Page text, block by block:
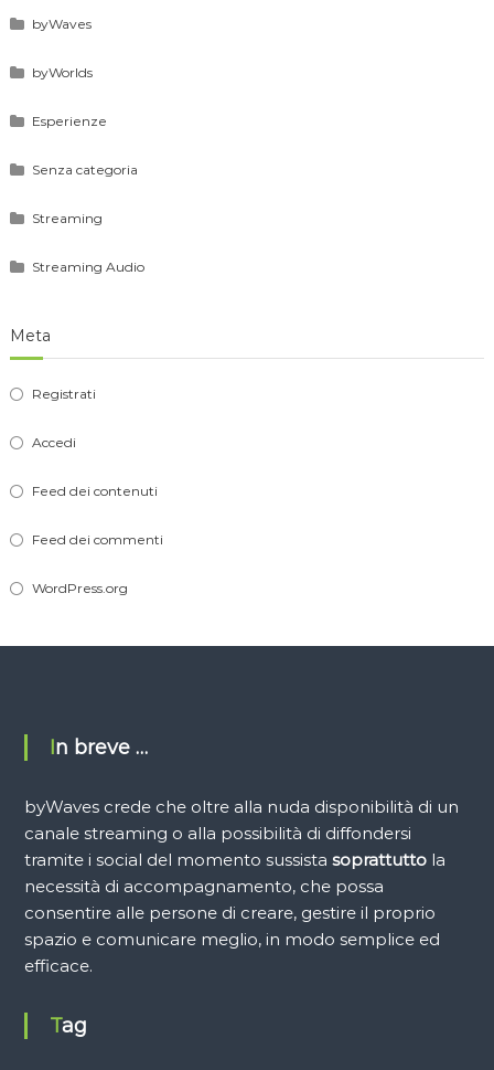
byWaves
byWorlds
Esperienze
Senza categoria
Streaming
Streaming Audio
Meta
Registrati
Accedi
Feed dei contenuti
Feed dei commenti
WordPress.org
In breve …
byWaves crede che oltre alla nuda disponibilità di un
canale streaming o alla possibilità di diffondersi
tramite i social del momento sussista soprattuttola
necessità di accompagnamento, che possa
consentire alle persone di creare, gestire il proprio
spazio e comunicare meglio, in modo semplice ed
efficace.
Tag